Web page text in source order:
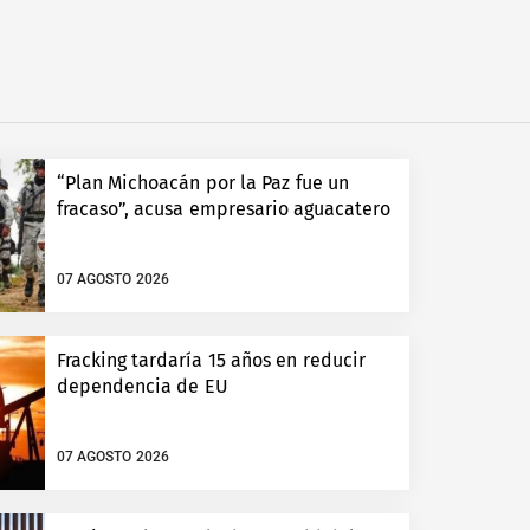
“Plan Michoacán por la Paz fue un
fracaso”, acusa empresario aguacatero
07 AGOSTO 2026
Fracking tardaría 15 años en reducir
dependencia de EU
07 AGOSTO 2026